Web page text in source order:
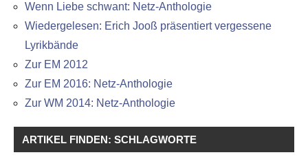
Wenn Liebe schwant: Netz-Anthologie
Wiedergelesen: Erich Jooß präsentiert vergessene
Lyrikbände
Zur EM 2012
Zur EM 2016: Netz-Anthologie
Zur WM 2014: Netz-Anthologie
ARTIKEL FINDEN: SCHLAGWORTE